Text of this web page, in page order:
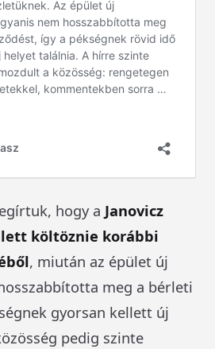
hogy a Janovicz
költöznie korábbi
, miután az épület új
meg a bérleti
gyorsan kellett új
pedig szinte